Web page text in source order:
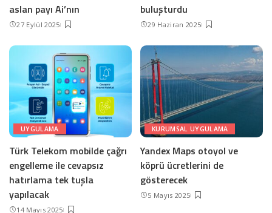
aslan payı Ai’nın
27 Eylül 2025
buluşturdu
29 Haziran 2025
UYGULAMA
Türk Telekom mobilde çağrı
engelleme ile cevapsız
hatırlama tek tuşla
yapılacak
14 Mayıs 2025
KURUMSAL UYGULAMA
Yandex Maps otoyol ve
köprü ücretlerini de
gösterecek
5 Mayıs 2025